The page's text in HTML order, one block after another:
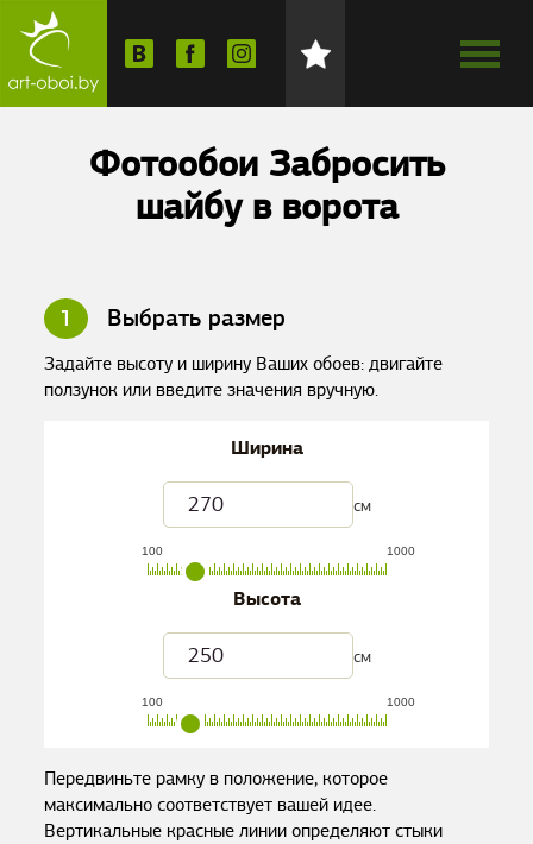
Фотообои Забросить
шайбу в ворота
1 Выбрать размер
Задайте высоту и ширину Ваших обоев: двигайте
ползунок или введите значения вручную.
Ширина
см
100 1000
Высота
см
100 1000
Передвиньте рамку в положение, которое
максимально соответствует вашей идее.
Вертикальные красные линии определяют стыки